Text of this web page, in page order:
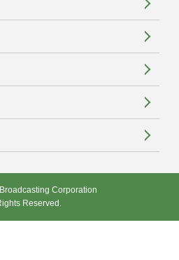
Corporation
Reserved.